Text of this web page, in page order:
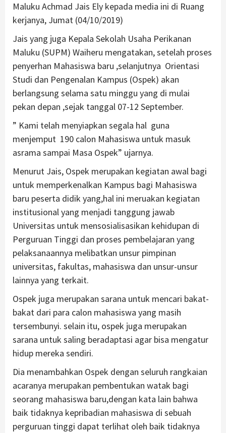
Maluku Achmad Jais Ely kepada media ini di Ruang
kerjanya, Jumat (04/10/2019)
Jais yang juga Kepala Sekolah Usaha Perikanan
Maluku (SUPM) Waiheru mengatakan, setelah proses
penyerhan Mahasiswa baru ,selanjutnya Orientasi
Studi dan Pengenalan Kampus (Ospek) akan
berlangsung selama satu minggu yang di mulai
pekan depan ,sejak tanggal 07-12 September.
” Kami telah menyiapkan segala hal guna
menjemput 190 calon Mahasiswa untuk masuk
asrama sampai Masa Ospek” ujarnya.
Menurut Jais, Ospek merupakan kegiatan awal bagi
untuk memperkenalkan Kampus bagi Mahasiswa
baru peserta didik yang,hal ini meruakan kegiatan
institusional yang menjadi tanggung jawab
Universitas untuk mensosialisasikan kehidupan di
Perguruan Tinggi dan proses pembelajaran yang
pelaksanaannya melibatkan unsur pimpinan
universitas, fakultas, mahasiswa dan unsur-unsur
lainnya yang terkait.
Ospek juga merupakan sarana untuk mencari bakat-
bakat dari para calon mahasiswa yang masih
tersembunyi. selain itu, ospek juga merupakan
sarana untuk saling beradaptasi agar bisa mengatur
hidup mereka sendiri.
Dia menambahkan Ospek dengan seluruh rangkaian
acaranya merupakan pembentukan watak bagi
seorang mahasiswa baru,dengan kata lain bahwa
baik tidaknya kepribadian mahasiswa di sebuah
perguruan tinggi dapat terlihat oleh baik tidaknya